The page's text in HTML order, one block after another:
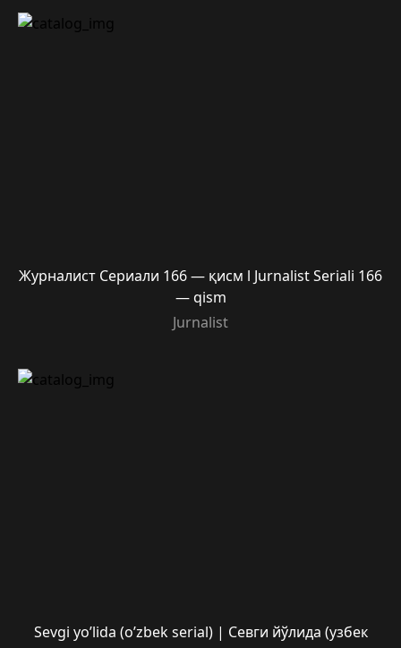
Журналист Сериали 166 — қисм l Jurnalist Seriali 166
— qism
Jurnalist
Sevgi yo’lida (o’zbek serial) | Севги йўлида (узбек